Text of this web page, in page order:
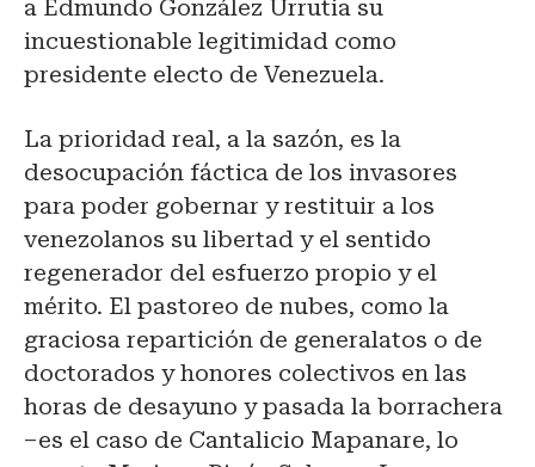
a Edmundo González Urrutia su
incuestionable legitimidad como
presidente electo de Venezuela.
La prioridad real, a la sazón, es la
desocupación fáctica de los invasores
para poder gobernar y restituir a los
venezolanos su libertad y el sentido
regenerador del esfuerzo propio y el
mérito. El pastoreo de nubes, como la
graciosa repartición de generalatos o de
doctorados y honores colectivos en las
horas de desayuno y pasada la borrachera
–es el caso de Cantalicio Mapanare, lo